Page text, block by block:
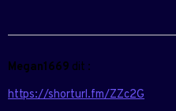
Megan1669 dit :
https://shorturl.fm/ZZc2G